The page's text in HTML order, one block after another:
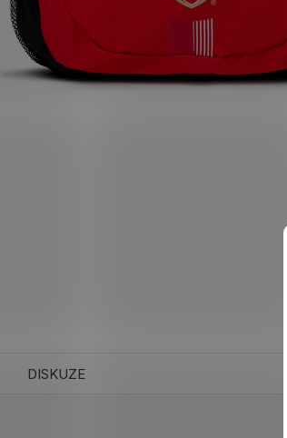
DISKUZE